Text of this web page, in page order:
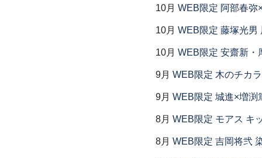
10月 WEB限定 阿部春弥
10月 WEB限定 藤塚光男
10月 WEB限定 安齋新・
9月 WEB限定 木のチカ
9月 WEB限定 城進×増渕
8月 WEB限定 モアス キ
8月 WEB限定 吉岡将弐